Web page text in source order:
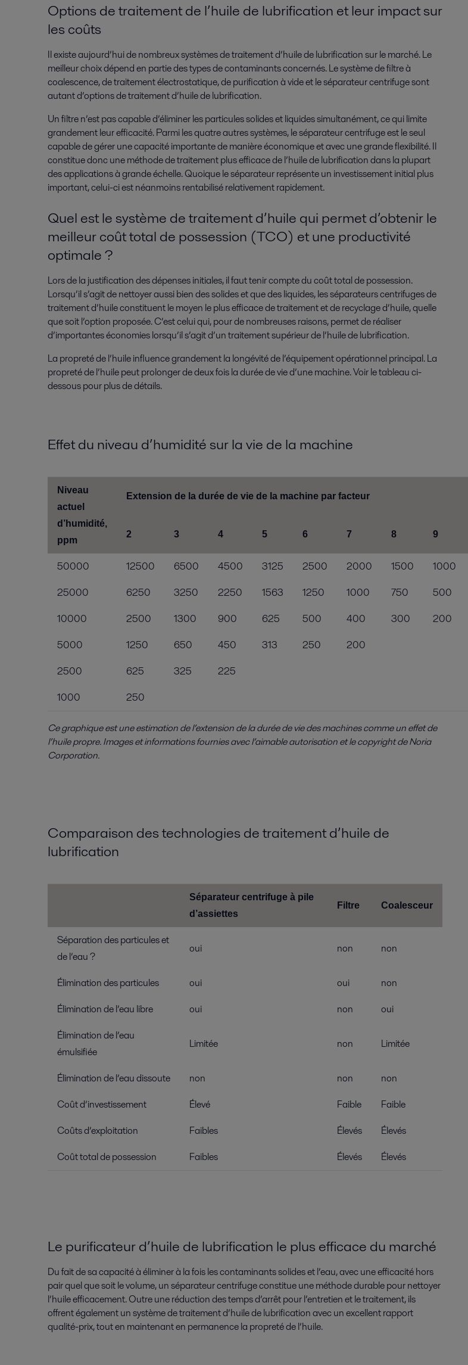
Options de traitement de l’huile de lubrification et leur impact sur
les coûts
Il existe aujourd’hui de nombreux systèmes de traitement d’huile de lubrification sur le marché. Le
meilleur choix dépend en partie des types de contaminants concernés. Le système de filtre à
coalescence, de traitement électrostatique, de purification à vide et le séparateur centrifuge sont
autant d’options de traitement d’huile de lubrification.
Un filtre n’est pas capable d’éliminer les particules solides et liquides simultanément, ce qui limite
grandement leur efficacité. Parmi les quatre autres systèmes, le séparateur centrifuge est le seul
capable de gérer une capacité importante de manière économique et avec une grande flexibilité. Il
constitue donc une méthode de traitement plus efficace de l’huile de lubrification dans la plupart
des applications à grande échelle. Quoique le séparateur représente un investissement initial plus
important, celui-ci est néanmoins rentabilisé relativement rapidement.
Quel est le système de traitement d’huile qui permet d’obtenir le
meilleur coût total de possession (TCO) et une productivité
optimale ?
Lors de la justification des dépenses initiales, il faut tenir compte du coût total de possession.
Lorsqu’il s’agit de nettoyer aussi bien des solides et que des liquides, les séparateurs centrifuges de
traitement d’huile constituent le moyen le plus efficace de traitement et de recyclage d’huile, quelle
que soit l’option proposée. C’est celui qui, pour de nombreuses raisons, permet de réaliser
d’importantes économies lorsqu’il s’agit d’un traitement supérieur de l’huile de lubrification.
La propreté de l’huile influence grandement la longévité de l’équipement opérationnel principal. La
propreté de l’huile peut prolonger de deux fois la durée de vie d’une machine. Voir le tableau ci-
dessous pour plus de détails.
Effet du niveau d’humidité sur la vie de la machine
Niveau
actuel
d’humidité,
ppm
Extension de la durée de vie de la machine par facteur
2 3 4 5 6 7 8 9
50000 12500 6500 4500 3125 2500 2000 1500 1000
25000
6250 3250 2250 1563 1250 1000 750 500
10000
2500 1300 900 625 500 400 300
200
5000
1250 650 450 313 250
200
2500
625 325
225
1000
250
Ce graphique est une estimation de l’extension de la durée de vie des machines comme un effet de
l’huile propre. Images et informations fournies avec l’aimable autorisation et le copyright de Noria
Corporation.
Comparaison des technologies de traitement d’huile de
lubrification
Séparateur centrifuge à pile
d’assiettes
Filtre Coalesceur
Séparation des particules et
de l’eau ?
oui non non
Élimination des particules oui oui
non
Élimination de l’eau libre
oui non
oui
Élimination de l’eau
émulsifiée
Limitée non Limitée
Élimination de l’eau dissoute non non
non
Coût d’investissement
Élevé Faible
Faible
Coûts d’exploitation
Faibles Élevés
Élevés
Coût total de possession
Faibles Élevés Élevés
Le purificateur d’huile de lubrification le plus efficace du marché
Du fait de sa capacité à éliminer à la fois les contaminants solides et l’eau, avec une efficacité hors
pair quel que soit le volume, un séparateur centrifuge constitue une méthode durable pour nettoyer
l’huile efficacement. Outre une réduction des temps d’arrêt pour l’entretien et le traitement, ils
offrent également un système de traitement d’huile de lubrification avec un excellent rapport
qualité-prix, tout en maintenant en permanence la propreté de l’huile.